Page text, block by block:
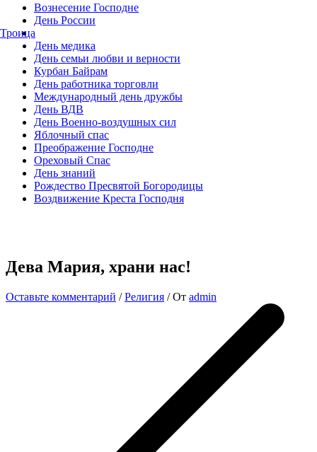
Вознесение Господне
День России
Троица
День медика
День семьи любви и верности
Курбан Байрам
День работника торговли
Международный день дружбы
День ВДВ
День Военно-воздушных сил
Яблочный спас
Преображение Господне
Ореховый Спас
День знаний
Рождество Пресвятой Богородицы
Воздвижение Креста Господня
Дева Мария, храни нас!
Оставьте комментарий /Религия / От admin